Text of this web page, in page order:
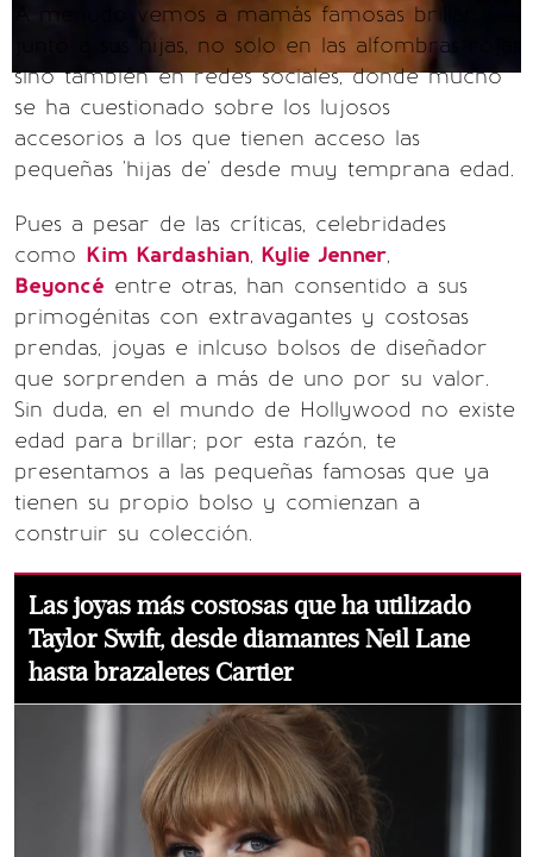
A menudo vemos a mamás famosas brillar
junto a sus hijas, no solo en las alfombras rojas
sino también en redes sociales, donde mucho
se ha cuestionado sobre los lujosos
accesorios a los que tienen acceso las
pequeñas 'hijas de' desde muy temprana edad.
Pues a pesar de las críticas, celebridades
como Kim Kardashian, Kylie Jenner,
Beyoncé entre otras, han consentido a sus
primogénitas con extravagantes y costosas
prendas, joyas e inlcuso bolsos de diseñador
que sorprenden a más de uno por su valor.
Sin duda, en el mundo de Hollywood no existe
edad para brillar; por esta razón, te
presentamos a las pequeñas famosas que ya
tienen su propio bolso y comienzan a
construir su colección.
Las joyas más costosas que ha utilizado
Taylor Swift, desde diamantes Neil Lane
hasta brazaletes Cartier